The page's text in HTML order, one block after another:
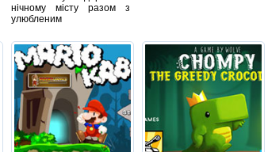
нічному місту разом з
улюбленим